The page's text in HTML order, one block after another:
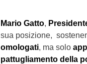
Mario Gatto,
sua posizione,
omologati, ma solo
pattugliamento della